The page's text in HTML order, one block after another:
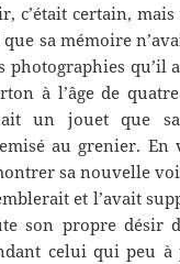
c’était certain,
sa mémoire
photographies qu’il
à l’âge de
un jouet que
au grenier. En
sa nouvelle
et l’avait
son propre désir
celui qui peu